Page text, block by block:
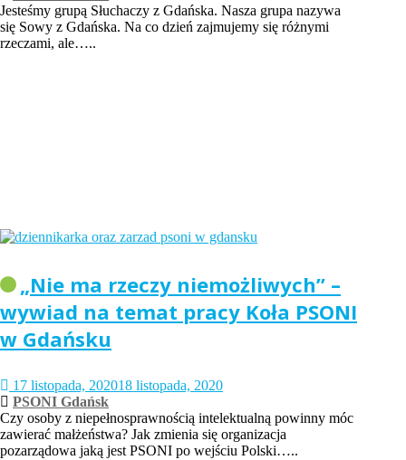
Jesteśmy grupą Słuchaczy z Gdańska. Nasza grupa nazywa
się Sowy z Gdańska. Na co dzień zajmujemy się różnymi
rzeczami, ale…..
„Nie ma rzeczy niemożliwych” –
wywiad na temat pracy Koła PSONI
w Gdańsku
17 listopada, 202018 listopada, 2020
PSONI Gdańsk
Czy osoby z niepełnosprawnością intelektualną powinny móc
zawierać małżeństwa? Jak zmienia się organizacja
pozarządowa jaką jest PSONI po wejściu Polski…..